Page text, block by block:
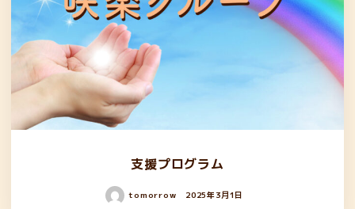
支援プログラム
tomorrow 2025年3月1日